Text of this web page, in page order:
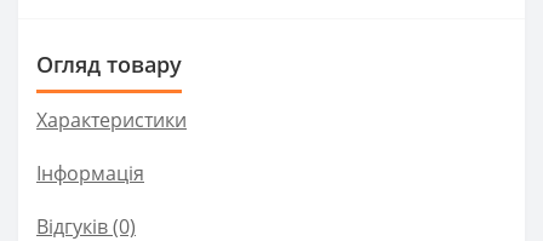
Огляд товару
Характеристики
Інформація
Відгуків (0)